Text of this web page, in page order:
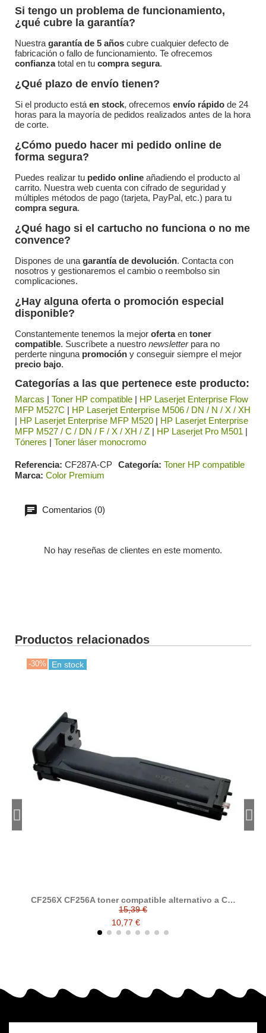
Si tengo un problema de funcionamiento,
¿qué cubre la garantía?
Nuestra garantía de 5 años cubre cualquier defecto de
fabricación o fallo de funcionamiento. Te ofrecemos
confianzatotal en tu compra segura.
¿Qué plazo de envío tienen?
Si el producto está en stock, ofrecemos envío rápido de 24
horas para la mayoría de pedidos realizados antes de la hora
de corte.
¿Cómo puedo hacer mi pedido online de
forma segura?
Puedes realizar tu pedido online añadiendo el producto al
carrito. Nuestra web cuenta con cifrado de seguridad y
múltiples métodos de pago (tarjeta, PayPal, etc.) para tu
compra segura.
¿Qué hago si el cartucho no funciona o no me
convence?
Dispones de una garantía de devolución. Contacta con
nosotros y gestionaremos el cambio o reembolso sin
complicaciones.
¿Hay alguna oferta o promoción especial
disponible?
Constantemente tenemos la mejor ofertaen toner
compatible. Suscríbete a nuestro newsletterpara no
perderte ninguna promoción y conseguir siempre el mejor
precio bajo.
Categorías a las que pertenece este producto:
Marcas | Toner HP compatible | HP Laserjet Enterprise Flow
MFP M527C | HP Laserjet Enterprise M506 / DN / N / X / XH
| HP Laserjet Enterprise MFP M520 | HP Laserjet Enterprise
MFP M527 / C / DN / F / X / XH / Z | HP Laserjet Pro M501 |
Tóneres | Toner láser monocromo
Referencia CF287A-CP Categoría Toner HP compatible
Marca Color Premium
Comentarios (0)
No hay reseñas de clientes en este momento.
Productos relacionados
-30% En stock
CF256X CF256A toner compatible alternativo a CF-
256X CF-256A HP 56A HP 56X
15,39 €
10,77 €